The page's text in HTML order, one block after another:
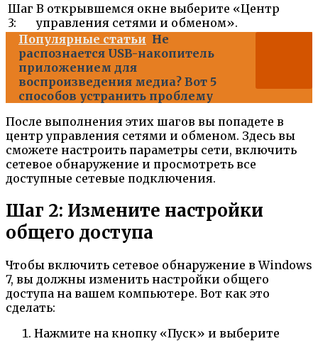
Шаг
3:
В открывшемся окне выберите «Центр
управления сетями и обменом».
Популярные статьи Не
распознается USB-накопитель
приложением для
воспроизведения медиа? Вот 5
способов устранить проблему
После выполнения этих шагов вы попадете в
центр управления сетями и обменом. Здесь вы
сможете настроить параметры сети, включить
сетевое обнаружение и просмотреть все
доступные сетевые подключения.
Шаг 2: Измените настройки
общего доступа
Чтобы включить сетевое обнаружение в Windows
7, вы должны изменить настройки общего
доступа на вашем компьютере. Вот как это
сделать:
Нажмите на кнопку «Пуск» и выберите